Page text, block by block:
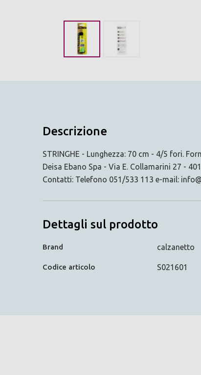
Descrizione
STRINGHE - Lunghezza: 70 cm - 4/5 fori.
Deisa Ebano Spa - Via E. Collamarini 27 -
Contatti: Telefono 051/533 113 e-mail:
Dettagli sul prodotto
Brand calzanetto
Codice articolo S021601